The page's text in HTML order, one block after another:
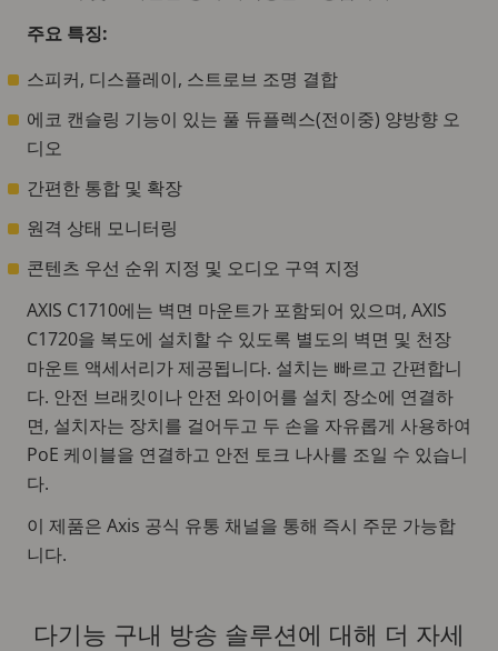
주요 특징:
스피커, 디스플레이, 스트로브 조명 결합
에코 캔슬링 기능이 있는 풀 듀플렉스(전이중) 양방향 오
디오
간편한 통합 및 확장
원격 상태 모니터링
콘텐츠 우선 순위 지정 및 오디오 구역 지정
AXIS C1710에는 벽면 마운트가 포함되어 있으며, AXIS
C1720을 복도에 설치할 수 있도록 별도의 벽면 및 천장
마운트 액세서리가 제공됩니다. 설치는 빠르고 간편합니
다. 안전 브래킷이나 안전 와이어를 설치 장소에 연결하
면, 설치자는 장치를 걸어두고 두 손을 자유롭게 사용하여
PoE 케이블을 연결하고 안전 토크 나사를 조일 수 있습니
다.
이 제품은 Axis 공식 유통 채널을 통해 즉시 주문 가능합
니다.
다기능 구내 방송 솔루션에 대해 더 자세